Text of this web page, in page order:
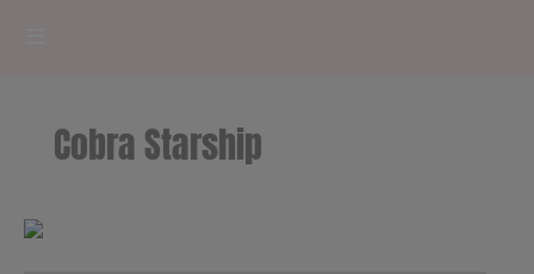
RADIOPLAYER
Cobra Starship